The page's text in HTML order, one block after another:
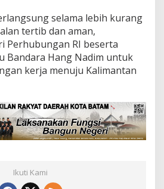
selama lebih kurang
tertib dan aman,
Perhubungan RI beserta
Bandara Hang Nadim untuk
kerja menuju Kalimantan
Ikuti Kami